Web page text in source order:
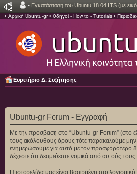
• Εγκατάσταση του Ubuntu 18.04 LTS (με
• Αρχική Ubuntu-gr• Οδηγοί - How to - Tutorials •
Ευρετήριο Δ. Συζήτησης
Ubuntu-gr Forum - Εγγραφή
Με την πρόσβαση στο “Ubuntu-gr Forum” (στο
τους ακόλουθους όρους τότε παρακαλούμε μην
ενημερώσουμε για αυτό με τον προσφορότερο
δέχεστε ότι δεσμεύεστε νομικά από αυτούς
Η ιστοσελίδα μας είναι βασισμένη στο